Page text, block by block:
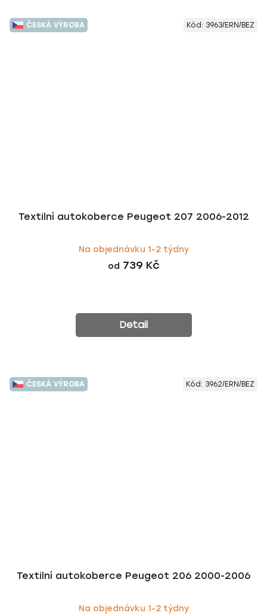
ČESKÁ VÝROBA
Textilní autokoberce Peugeot 207 2006-2012
Na objednávku 1-2 týdny
od 739 Kč
Detail
Kód: 3963/ERN/BEZ
ČESKÁ VÝROBA
Textilní autokoberce Peugeot 206 2000-2006
Na objednávku 1-2 týdny
Kód: 3962/ERN/BEZ